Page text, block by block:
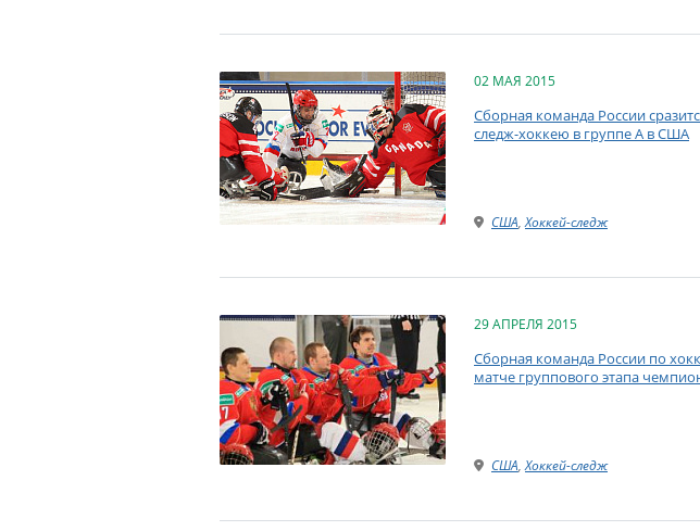
02 МАЯ 2015
Сборная команда России
следж-хоккею в группе А в США
США,Хоккей-следж
29 АПРЕЛЯ 2015
Сборная команда России по
матче группового этапа
США,Хоккей-следж